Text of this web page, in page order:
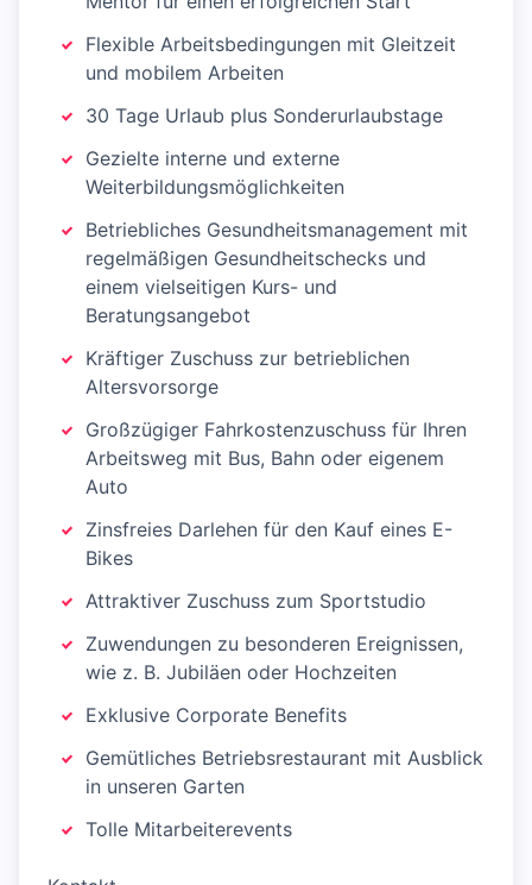
Flexible Arbeitsbedingungen mit Gleitzeit
und mobilem Arbeiten
30 Tage Urlaub plus Sonderurlaubstage
Gezielte interne und externe
Weiterbildungsmöglichkeiten
Betriebliches Gesundheitsmanagement mit
regelmäßigen Gesundheitschecks und
einem vielseitigen Kurs- und
Beratungsangebot
Kräftiger Zuschuss zur betrieblichen
Altersvorsorge
Großzügiger Fahrkostenzuschuss für Ihren
Arbeitsweg mit Bus, Bahn oder eigenem
Auto
Zinsfreies Darlehen für den Kauf eines E-
Bikes
Attraktiver Zuschuss zum Sportstudio
Zuwendungen zu besonderen Ereignissen,
wie z. B. Jubiläen oder Hochzeiten
Exklusive Corporate Benefits
Gemütliches Betriebsrestaurant mit Ausblick
in unseren Garten
Tolle Mitarbeiterevents